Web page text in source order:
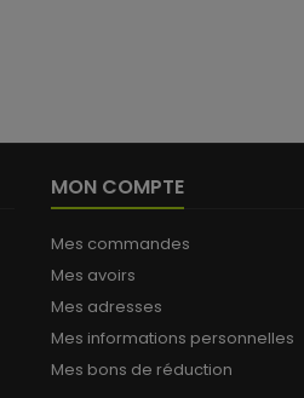
MON COMPTE
Mes commandes
Mes avoirs
Mes adresses
Mes informations personnelles
Mes bons de réduction